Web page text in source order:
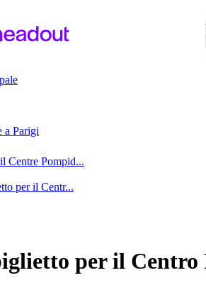
a Parigi
Centre Pompid...
per il Centr...
per il Centro